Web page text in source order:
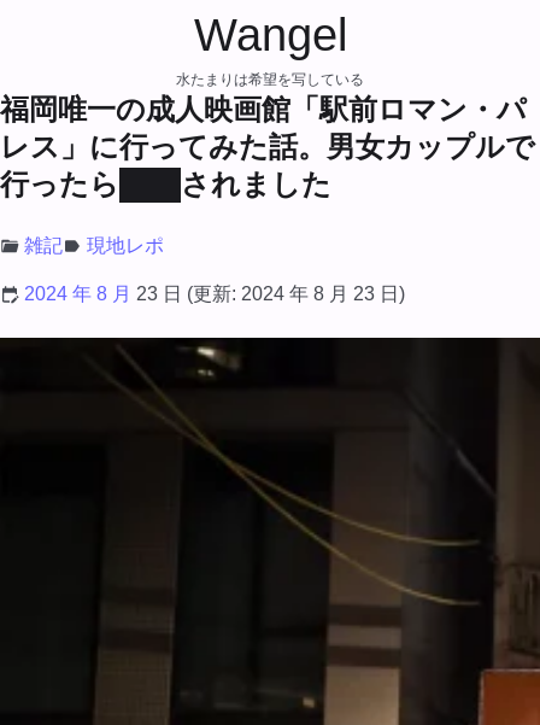
Wangel
水たまりは希望を写している
福岡唯一の成人映画館「駅前ロマン・パ
レス」に行ってみた話。男女カップルで
行ったら███されました
雑記 現地レポ
2024 年 8 月 23 日 (更新: 2024 年 8 月 23 日 )